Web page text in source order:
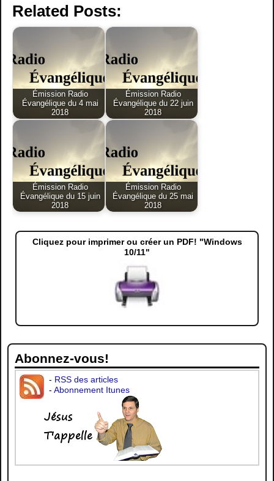
Related Posts:
Émission Radio
Évangélique du 4 mai
2018
Émission Radio
Évangélique du 22 juin
2018
Émission Radio
Évangélique du 15 juin
2018
Émission Radio
Évangélique du 25 mai
2018
Cliquez pour imprimer ou créer un PDF! "Windows
10/11"
Abonnez-vous!
- RSS des articles
-Abonnement Itunes